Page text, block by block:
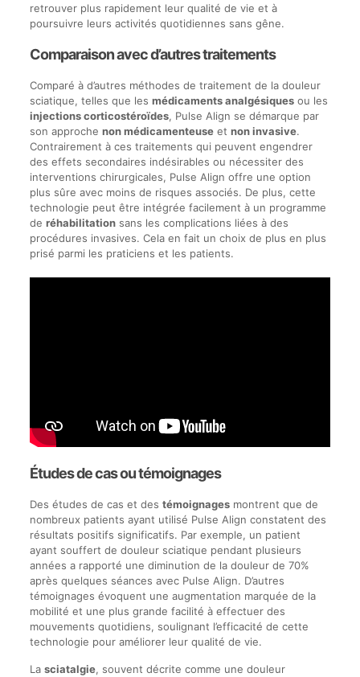
retrouver plus rapidement leur qualité de vie et à
poursuivre leurs activités quotidiennes sans gêne.
Comparaison avec d’autres traitements
Comparé à d’autres méthodes de traitement de la douleur
sciatique, telles que les médicaments analgésiquesou les
injections corticostéroïdes, Pulse Align se démarque par
son approche non médicamenteuseet non invasive.
Contrairement à ces traitements qui peuvent engendrer
des effets secondaires indésirables ou nécessiter des
interventions chirurgicales, Pulse Align offre une option
plus sûre avec moins de risques associés. De plus, cette
technologie peut être intégrée facilement à un programme
de réhabilitationsans les complications liées à des
procédures invasives. Cela en fait un choix de plus en plus
prisé parmi les praticiens et les patients.
Études de cas ou témoignages
Des études de cas et des témoignagesmontrent que de
nombreux patients ayant utilisé Pulse Align constatent des
résultats positifs significatifs. Par exemple, un patient
ayant souffert de douleur sciatique pendant plusieurs
années a rapporté une diminution de la douleur de 70%
après quelques séances avec Pulse Align. D’autres
témoignages évoquent une augmentation marquée de la
mobilité et une plus grande facilité à effectuer des
mouvements quotidiens, soulignant l’efficacité de cette
technologie pour améliorer leur qualité de vie.
La sciatalgie, souvent décrite comme une douleur